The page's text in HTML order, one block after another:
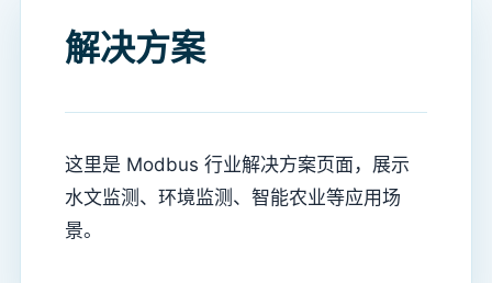
解决方案
这里是 Modbus 行业解决方案页面，展示
水文监测、环境监测、智能农业等应用场
景。